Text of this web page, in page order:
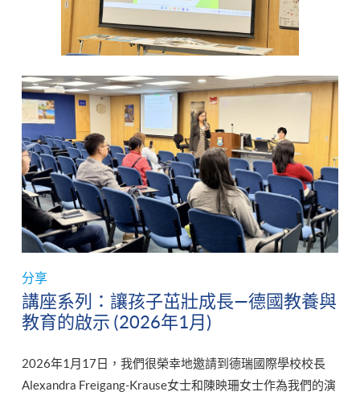
分享
講座系列：讓孩子茁壯成長—德國教養與
教育的啟示 (2026年1月)
2026年1月17日，我們很榮幸地邀請到德瑞國際學校校長
Alexandra Freigang-Krause女士和陳映珊女士作為我們的演